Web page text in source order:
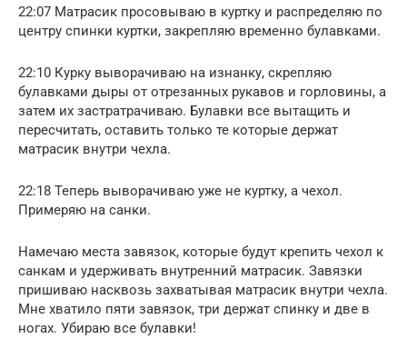
22:07 Матрасик просовываю в куртку и распределяю по
центру спинки куртки, закрепляю временно булавками.
22:10 Курку выворачиваю на изнанку, скрепляю
булавками дыры от отрезанных рукавов и горловины, а
затем их застратрачиваю. Булавки все вытащить и
пересчитать, оставить только те которые держат
матрасик внутри чехла.
22:18 Теперь выворачиваю уже не куртку, а чехол.
Примеряю на санки.
Намечаю места завязок, которые будут крепить чехол к
санкам и удерживать внутренний матрасик. Завязки
пришиваю насквозь захватывая матрасик внутри чехла.
Мне хватило пяти завязок, три держат спинку и две в
ногах. Убираю все булавки!